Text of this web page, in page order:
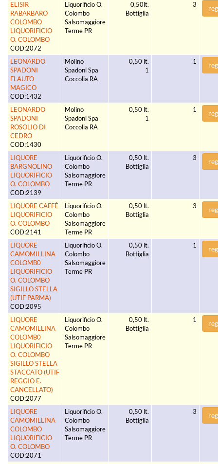
ELISIR
RABARBARO
COLOMBO
LIQUORIFICIO
O. COLOMBO
COD:2072
Liquorificio O.
Colombo
Salsomaggiore
Terme PR
0,50lt.
Bottiglia
3
LEONARDO
SPADONI
FLAUTO
MAGICO
COD:1432
Molino
Spadoni Spa
Coccolia RA
0,50 lt.
1
1
LEONARDO
SPADONI
ROSOLIO DI
CEDRO
COD:1430
Molino
Spadoni Spa
Coccolia RA
0,50 lt.
1
1
LIQUORE
BARGNOLINO
LIQUORIFICIO
O. COLOMBO
COD:2139
Liquorificio O.
Colombo
Salsomaggiore
Terme PR
0,50 lt.
Bottiglia
3
LIQUORE CAFFÉ
LIQUORIFICIO
O. COLOMBO
COD:2141
Liquorificio O.
Colombo
Salsomaggiore
Terme PR
0,50 lt.
Bottiglia
3
LIQUORE
CAMOMILLINA
COLOMB0
LIQUORIFICIO
O. COLOMBO
SIGILLO STELLA
(UTIF PARMA)
COD:2095
Liquorificio O.
Colombo
Salsomaggiore
Terme PR
0,50 lt.
Bottiglia
1
LIQUORE
CAMOMILLINA
COLOMB0
LIQUORIFICIO
O. COLOMBO
SIGILLO STELLA
STACCATO (UTIF
REGGIO E.
CANCELLATO)
COD:2077
Liquorificio O.
Colombo
Salsomaggiore
Terme PR
0,50 lt.
Bottiglia
1
LIQUORE
CAMOMILLINA
COLOMBO
LIQUORIFICIO
O. COLOMBO
COD:2071
Liquorificio O.
Colombo
Salsomaggiore
Terme PR
0,50 lt.
Bottiglia
3